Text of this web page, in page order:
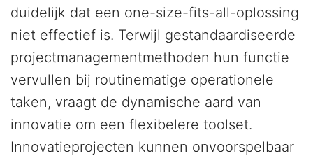
duidelijk dat een one-size-fits-all-oplossing
niet effectief is. Terwijl gestandaardiseerde
projectmanagementmethoden hun functie
vervullen bij routinematige operationele
taken, vraagt de dynamische aard van
innovatie om een flexibelere toolset.
Innovatieprojecten kunnen onvoorspelbaar